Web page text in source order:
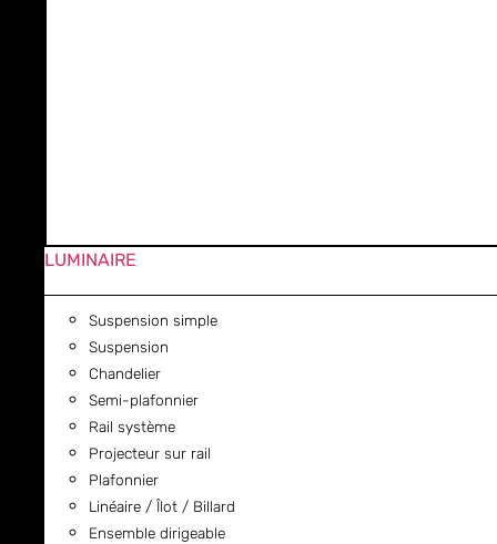
LUMINAIRE
Suspension simple
Suspension
Chandelier
Semi-plafonnier
Rail système
Projecteur sur rail
Plafonnier
Linéaire / Îlot / Billard
Ensemble dirigeable